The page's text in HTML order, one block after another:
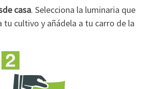
casa. Selecciona la luminaria que
tu cultivo y añádela a tu carro de la